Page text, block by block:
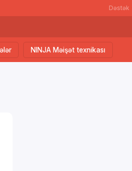
Dəstək
NINJA Məişət texnikası